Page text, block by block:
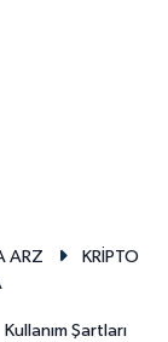
ARZ
KRİPTO
Kullanım Şartları